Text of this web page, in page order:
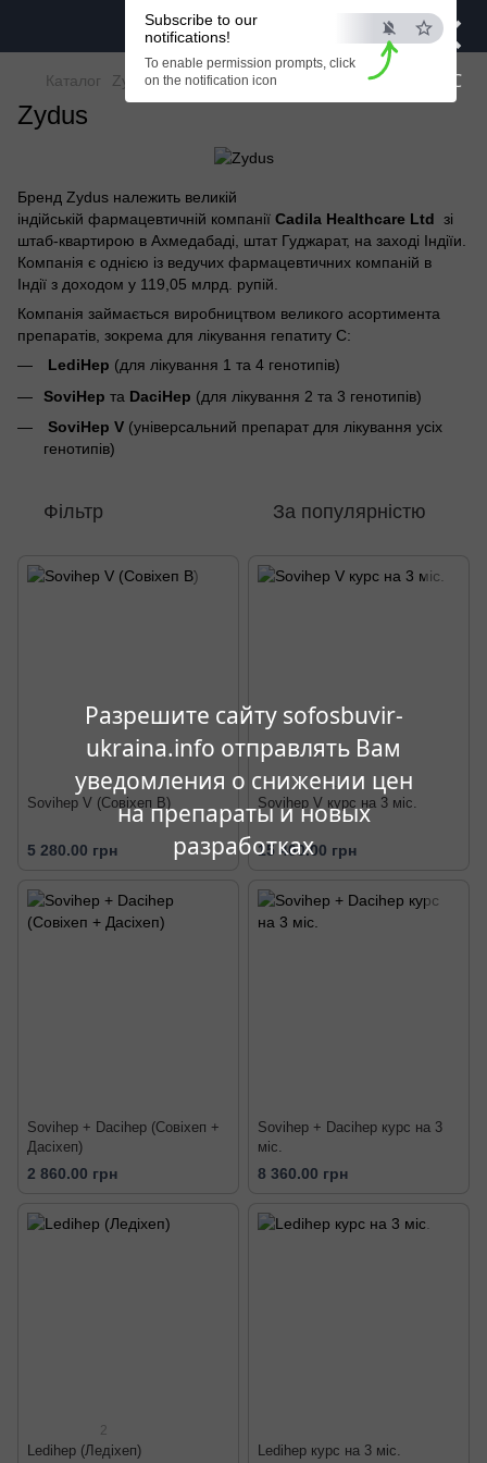
×
ESC
Разрешите сайту sofosbuvir-
ukraina.info отправлять Вам
уведомления о снижении цен
на препараты и новых
разработках
Subscribe to our
notifications!
To enable permission prompts, click
on the notification icon
Каталог Zydus
Zydus
Бренд Zydus належить великій
індійській фармацевтичній компанії Cadila Healthcare Ltd зі
штаб-квартирою в Ахмедабаді, штат Гуджарат, на заході Індіїи.
Компанія є однією із ведучих фармацевтичних компаній в
Індії з доходом у 119,05 млрд. рупій.
Компанія займається виробництвом великого асортимента
препаратів, зокрема для лікування гепатиту С:
LediHep (для лікування 1 та 4 генотипів)
SoviHep та DaciHep (для лікування 2 та 3 генотипів)
SoviHep V (універсальний препарат для лікування усіх
генотипів)
Фільтр За популярністю
Sovihep V (Совіхеп В)
5 280.00 грн
1
Sovihep V курс на 3 міс.
15 400.00 грн
Sovihep + Dacihep (Совіхеп +
Дасіхеп)
2 860.00 грн
Sovihep + Dacihep курс на 3
міс.
8 360.00 грн
2
Ledihep (Ледіхеп) Ledihep курс на 3 міс.